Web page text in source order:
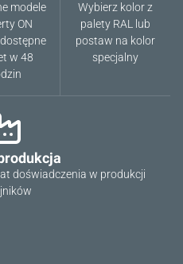
modele
ON
w 48
Wybierz kolor z
palety RAL lub
postaw na kolor
specjalny
doświadczenia w produkcji